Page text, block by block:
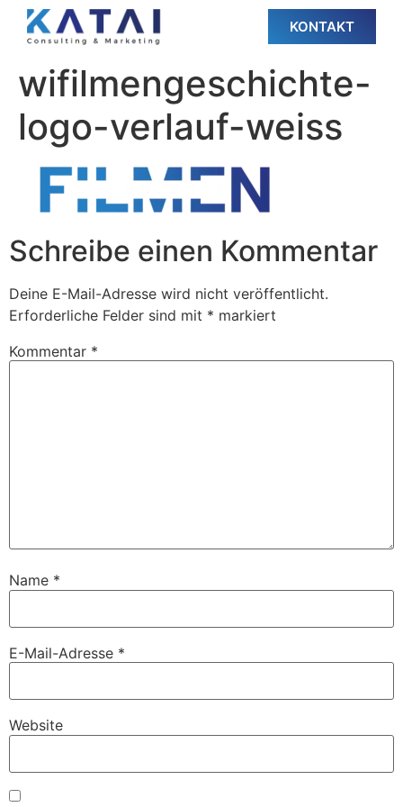
KONTAKT
wifilmengeschichte-
logo-verlauf-weiss
Schreibe einen Kommentar
Deine E-Mail-Adresse wird nicht veröffentlicht.
Erforderliche Felder sind mit * markiert
Kommentar *
Name *
E-Mail-Adresse *
Website